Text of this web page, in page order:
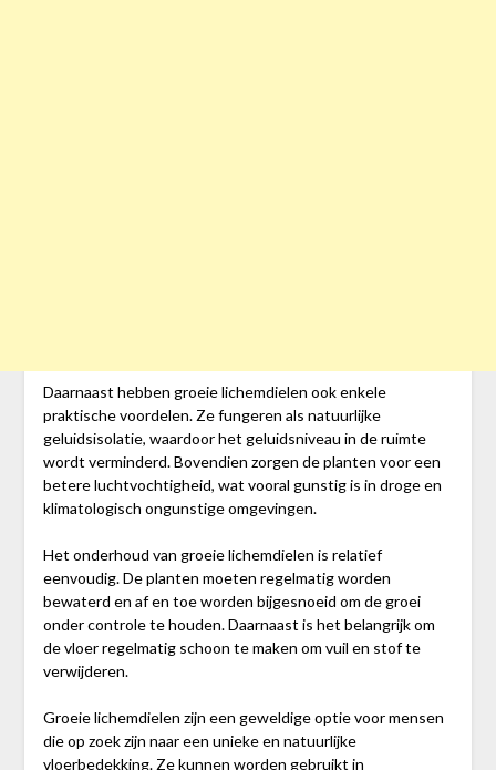
Daarnaast hebben groeie lichemdielen ook enkele
praktische voordelen. Ze fungeren als natuurlijke
geluidsisolatie, waardoor het geluidsniveau in de ruimte
wordt verminderd. Bovendien zorgen de planten voor een
betere luchtvochtigheid, wat vooral gunstig is in droge en
klimatologisch ongunstige omgevingen.
Het onderhoud van groeie lichemdielen is relatief
eenvoudig. De planten moeten regelmatig worden
bewaterd en af en toe worden bijgesnoeid om de groei
onder controle te houden. Daarnaast is het belangrijk om
de vloer regelmatig schoon te maken om vuil en stof te
verwijderen.
Groeie lichemdielen zijn een geweldige optie voor mensen
die op zoek zijn naar een unieke en natuurlijke
vloerbedekking. Ze kunnen worden gebruikt in